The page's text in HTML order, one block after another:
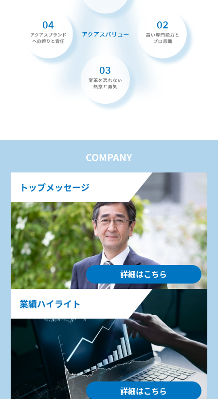
COMPANY
トップメッセージ
詳細はこちら
業績ハイライト
詳細はこちら